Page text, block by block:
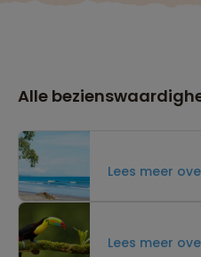
Alle
Lees meer
Lees meer